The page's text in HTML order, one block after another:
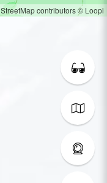
contributors© Loopi